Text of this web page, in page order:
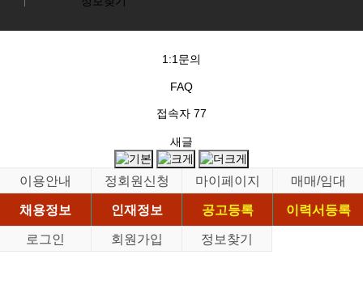
1:1문의
FAQ
접속자 77
새글
이용안내 정회원신청 마이페이지
매매/임대
채용정보
인재정보 공고등록
이력서등록
로그인
회원가입 정보찾기